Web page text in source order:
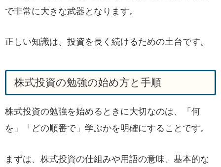
で非常に大きな武器となります。
正しい知識は、投資を長く続けるための土台です。
株式投資の勉強の始め方と手順
株式投資の勉強を始めるときに大切なのは、「何
を」「どの順番で」学ぶかを明確にすることです。
まずは、株式投資の仕組みや用語の意味、基本的な